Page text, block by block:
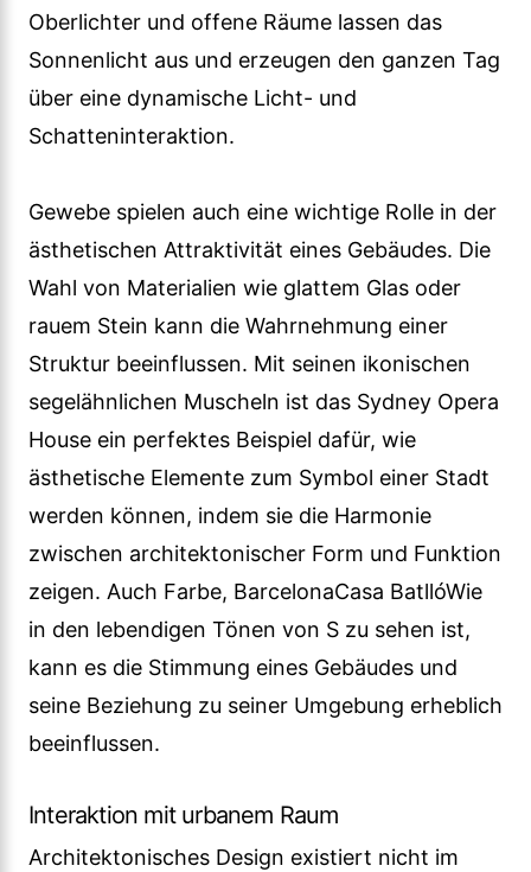
Oberlichter und offene Räume lassen das
Sonnenlicht aus und erzeugen den ganzen Tag
über eine dynamische Licht- und
Schatteninteraktion.
Gewebe spielen auch eine wichtige Rolle in der
ästhetischen Attraktivität eines Gebäudes. Die
Wahl von Materialien wie glattem Glas oder
rauem Stein kann die Wahrnehmung einer
Struktur beeinflussen. Mit seinen ikonischen
segelähnlichen Muscheln ist das Sydney Opera
House ein perfektes Beispiel dafür, wie
ästhetische Elemente zum Symbol einer Stadt
werden können, indem sie die Harmonie
zwischen architektonischer Form und Funktion
zeigen. Auch Farbe, BarcelonaCasa BatllóWie
in den lebendigen Tönen von S zu sehen ist,
kann es die Stimmung eines Gebäudes und
seine Beziehung zu seiner Umgebung erheblich
beeinflussen.
Interaktion mit urbanem Raum
Architektonisches Design existiert nicht im